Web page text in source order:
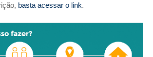
basta acessar o link.